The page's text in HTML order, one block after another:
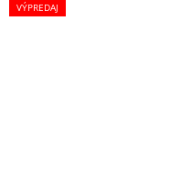
VÝPREDAJ